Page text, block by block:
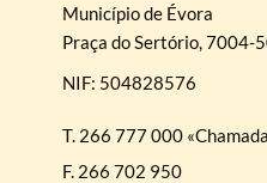
Município de Évora
Praça do Sertório, 7004-
NIF: 504828576
T. 266 777 000
F. 266 702 950